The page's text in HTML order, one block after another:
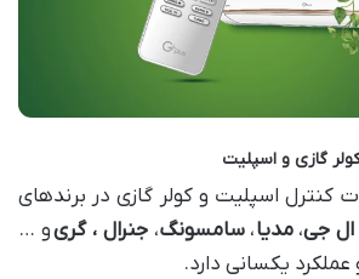
گازی و اسپلیت
کنترل اسپلیت و کولر گازی در برندهای
ال جی،مدیا،سامسونگ،جنرال ، گریو …
یکسانی دارد.